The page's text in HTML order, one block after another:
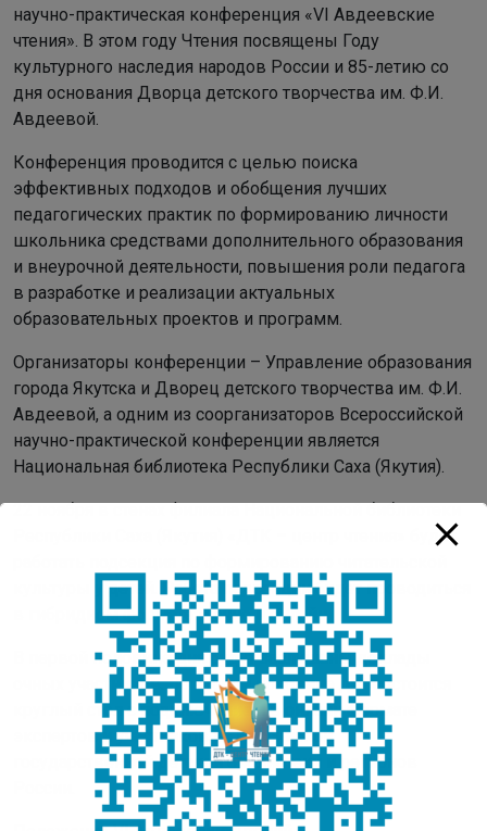
научно-практическая конференция «VI Авдеевские
чтения». В этом году Чтения посвящены Году
культурного наследия народов России и 85-летию со
дня основания Дворца детского творчества им. Ф.И.
Авдеевой.
Конференция проводится с целью поиска
эффективных подходов и обобщения лучших
педагогических практик по формированию личности
школьника средствами дополнительного образования
и внеурочной деятельности, повышения роли педагога
в разработке и реализации актуальных
образовательных проектов и программ.
Организаторы конференции – Управление образования
города Якутска и Дворец детского творчества им. Ф.И.
Авдеевой, а одним из соорганизаторов Всероссийской
научно-практической конференции является
Национальная библиотека Республики Саха (Якутия).
22 ноября в стенах филиала Национальной библиотеки
Республики Саха (Якутия) «ДТК – центр чтения» будет
культуры у детей. Работа подсекции будет проводиться
в гибридном формате – очно и онлайн.
В первой половине дня будут заслушаны доклады
очных участников. Во второй половине дня состоится
круглый стол с подключением в онлайн формате
экспертов и участников из Российской
государственной детской библиотеки и регионов